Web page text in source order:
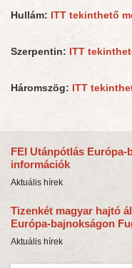
Hullám: ITT tekinthető
Szerpentin: ITT
Háromszög: ITT
FEI Utánpótlás Európa-
információk
Aktuális hírek
Tizenkét magyar hajtó
Európa-bajnokságon
Aktuális hírek